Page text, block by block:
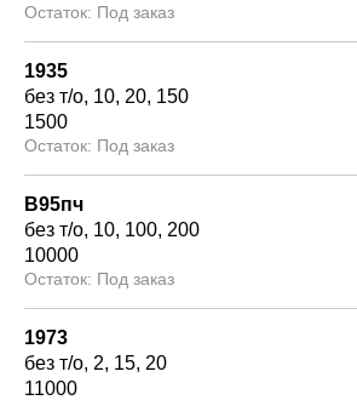
Под заказ
1935
без т/о 10 20 150
1500
Под заказ
В95пч
без т/о 10 100 200
10000
Под заказ
1973
без т/о 2 15 20
11000